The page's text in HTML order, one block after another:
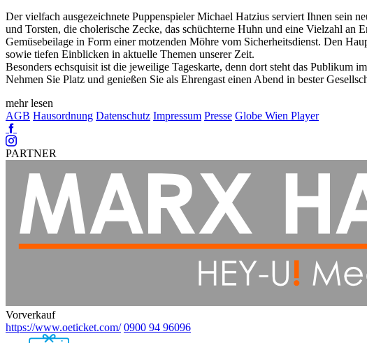
Der vielfach ausgezeichnete Puppenspieler Michael Hatzius serviert Ihnen sein
und Torsten, die cholerische Zecke, das schüchterne Huhn und eine Vielzahl
Gemüsebeilage in Form einer motzenden Möhre vom Sicherheitsdienst. Den
sowie tiefen Einblicken in aktuelle Themen unserer Zeit.
Besonders echsquisit ist die jeweilige Tageskarte, denn dort steht das Publikum
Nehmen Sie Platz und genießen Sie als Ehrengast einen Abend in bester
mehr lesen
AGB Hausordnung Datenschutz Impressum Presse Globe Wien Player
Facebook
Instagram
PARTNER
Vorverkauf
https://www.oeticket.com/ 0900 94 96096
Ebene